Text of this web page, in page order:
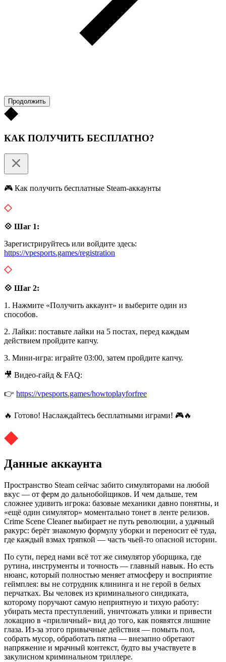
Продолжить
КАК ПОЛУЧИТЬ БЕСПЛАТНО?
🎮 Как получить бесплатные Steam-аккаунты
💠 Шаг 1:
Зарегистрируйтесь или войдите здесь:
https://vpesports.games/registration
💠 Шаг 2:
1. Нажмите «Получить аккаунт» и выберите один из
способов.
2. Лайки: поставьте лайки на 5 постах, перед каждым
действием пройдите капчу.
3. Мини-игра: играйте 03:00, затем пройдите капчу.
🎥 Видео-гайд & FAQ:
👉 https://vpesports.games/howtoplayforfree
🔥 Готово! Наслаждайтесь бесплатными играми! 🎮🔥
Данные аккаунта
Пространство Steam сейчас забито симуляторами на любой
вкус — от ферм до дальнобойщиков. И чем дальше, тем
сложнее удивить игрока: базовые механики давно понятны, и
«ещё один симулятор» моментально тонет в ленте релизов.
Crime Scene Cleaner выбирает не путь революции, а удачный
ракурс: берёт знакомую формулу уборки и переносит её туда,
где каждый взмах тряпкой — часть чьей‑то опасной истории.
По сути, перед нами всё тот же симулятор уборщика, где
рутина, инструменты и точность — главный навык. Но есть
нюанс, который полностью меняет атмосферу и восприятие
геймплея: вы не сотрудник клининга и не герой в белых
перчатках. Вы человек из криминального синдиката,
которому поручают самую неприятную и тихую работу:
убирать места преступлений, уничтожать улики и привести
локацию в «приличный» вид до того, как появятся лишние
глаза. Из‑за этого привычные действия — помыть пол,
собрать мусор, обработать пятна — внезапно обретают
напряжение и мрачный контекст, будто вы участвуете в
закулисном криминальном триллере.